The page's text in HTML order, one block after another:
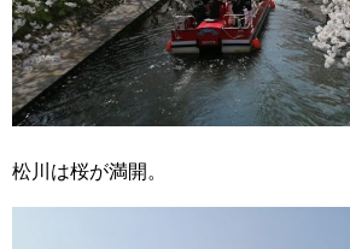
松川は桜が満開。